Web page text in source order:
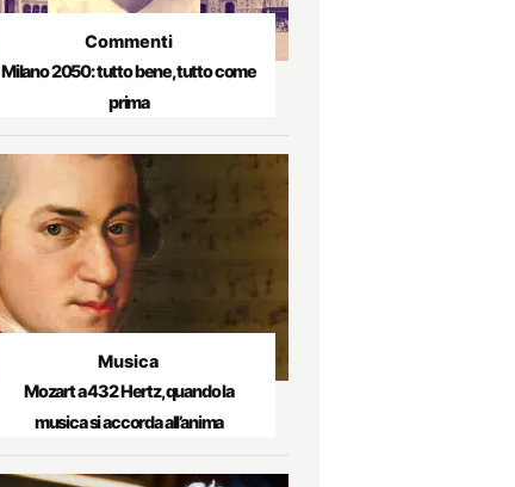
Commenti
Milano 2050: tutto bene, tutto come
prima
Musica
Mozart a 432 Hertz, quando la
musica si accorda all’anima